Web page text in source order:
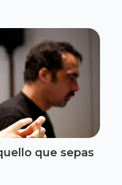
que sepas